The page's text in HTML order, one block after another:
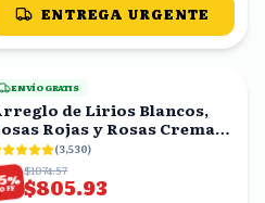
ENTREGA URGENTE
ENVÍO GRATIS
de Lirios Blancos,
Rojas y Rosas Crema
Caja con Globo
(3,530)
%
OFF
$1074.57
$805.93